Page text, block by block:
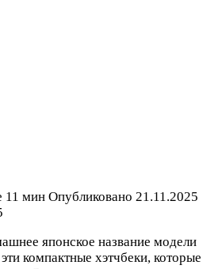
11 мин Опубликовано 21.11.2025
японское название модели
компактные хэтчбеки, которые